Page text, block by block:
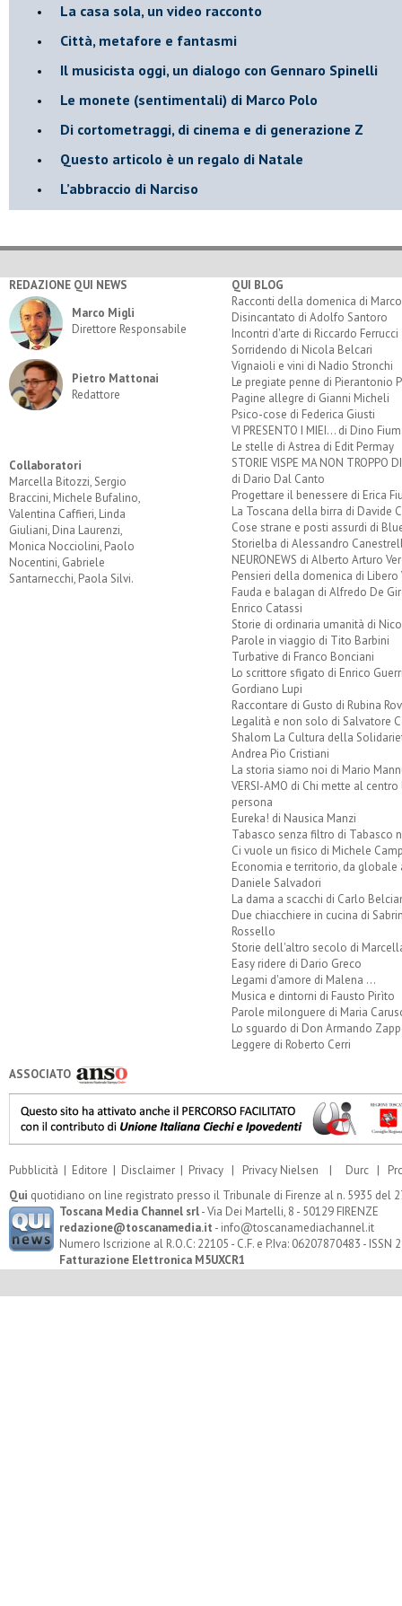
​La casa sola, un video racconto
​Città, metafore e fantasmi
Il musicista oggi, un dialogo con Gennaro Spinelli
Le monete (sentimentali) di Marco Polo
​Di cortometraggi, di cinema e di generazione Z
​Questo articolo è un regalo di Natale
L’abbraccio di Narciso
REDAZIONE QUI NEWS
Marco Migli
Direttore Responsabile
Pietro Mattonai
Redattore
Collaboratori
Marcella Bitozzi, Sergio
Braccini, Michele Bufalino,
Valentina Caffieri, Linda
Giuliani, Dina Laurenzi,
Monica Nocciolini, Paolo
Nocentini, Gabriele
Santarnecchi, Paola Silvi.
QUI BLOG
Racconti della domenica di
Disincantato di Adolfo Santoro
Incontri d'arte di Riccardo Ferrucci
Sorridendo di Nicola Belcari
Vignaioli e vini di Nadio Stronchi
Le pregiate penne di Pierantonio
Pagine allegre di Gianni Micheli
Psico-cose di Federica Giusti
VI PRESENTO I MIEI... di Dino
Le stelle di Astrea di Edit Permay
STORIE VISPE MA NON TROPPO
di Dario Dal Canto
Progettare il benessere di Erica
La Toscana della birra di Davide
Cose strane e posti assurdi di
Storielba di Alessandro
NEURONEWS di Alberto Arturo
Pensieri della domenica di Libero
Fauda e balagan di Alfredo De
Enrico Catassi
Storie di ordinaria umanità di
Parole in viaggio di Tito Barbini
Turbative di Franco Bonciani
Lo scrittore sfigato di Enrico
Gordiano Lupi
Raccontare di Gusto di Rubina
Legalità e non solo di Salvatore
Shalom La Cultura della
Andrea Pio Cristiani
La storia siamo noi di Mario
VERSI-AMO di Chi mette al centro
persona
Eureka! di Nausica Manzi
Tabasco senza filtro di Tabasco
Ci vuole un fisico di Michele
Economia e territorio, da globale
Daniele Salvadori
La dama a scacchi di Carlo
Due chiacchiere in cucina di
Rossello
Storie dell'altro secolo di
Easy ridere di Dario Greco
Legami d'amore di Malena ...
Musica e dintorni di Fausto Pirìto
Parole milonguere di Maria
Lo sguardo di Don Armando
Leggere di Roberto Cerri
ASSOCIATO
Pubblicità | Editore | Disclaimer | Privacy | Privacy Nielsen | Durc |
Qui quotidiano on line registrato presso il Tribunale di Firenze al n. 5935 del
Toscana Media Channel srl- Via Dei Martelli, 8 - 50129 FIRENZE
redazione@toscanamedia.it - info@toscanamediachannel.it
Numero Iscrizione al R.O.C: 22105 - C.F. e P.Iva: 06207870483 - ISSN
Fatturazione Elettronica M5UXCR1